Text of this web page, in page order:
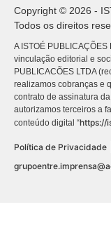
Copyright © 2026 -
Todos os direitos
A ISTOÉ
vinculação editorial e
PUBLICACÕES LTDA
realizamos cobranças e
contrato de assinatura
autorizamos terceiros a
conteúdo digital “https://
Política de Privacidade